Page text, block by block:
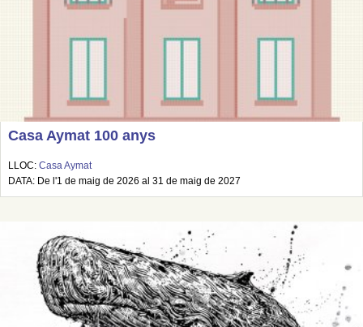
Casa Aymat 100 anys
LLOC: Casa Aymat
DATA: De l'1 de maig de 2026 al 31 de maig de 2027